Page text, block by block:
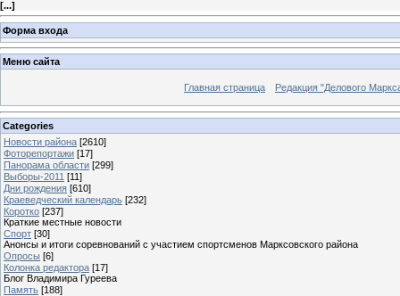
[...]
Форма входа
Меню сайта
Главная страница Редакция "Делового
Categories
Новости района [2610]
Фоторепортажи [17]
Панорама области [299]
Выборы-2011 [11]
Дни рождения [610]
Краеведческий календарь [232]
Коротко [237]
Краткие местные новости
Спорт [30]
Анонсы и итоги соревнований с участием спортсменов Марксовского района
Опросы [6]
Колонка редактора [17]
Блог Владимира Гуреева
Память [188]